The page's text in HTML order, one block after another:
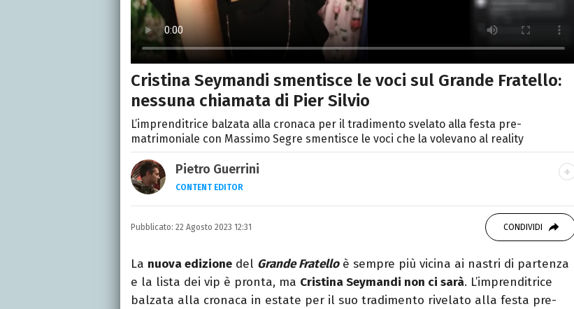
Cristina Seymandi smentisce le voci sul Grande Fratello:
nessuna chiamata di Pier Silvio
L’imprenditrice balzata alla cronaca per il tradimento svelato alla festa pre-
matrimoniale con Massimo Segre smentisce le voci che la volevano al reality
Pietro Guerrini
CONTENT EDITOR
Laurea in Lettere, smania di viaggi e passione per i cartoni (della pizza
e della Pixar).
Pubblicato: 22 Agosto 2023 12:31 CONDIVIDI
La nuova edizione del Grande Fratelloè sempre più vicina ai nastri di partenza
e la lista dei vip è pronta, ma Cristina Seymandi non ci sarà. L’imprenditrice
balzata alla cronaca in estate per il suo tradimento rivelato alla festa pre-